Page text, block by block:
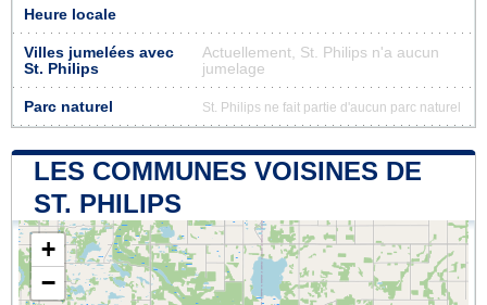
Heure locale
Villes jumelées avec
St. Philips
Actuellement, St. Philips n'a aucun
jumelage
Parc naturel St. Philips ne fait partie d'aucun parc naturel
LES COMMUNES VOISINES DE
ST. PHILIPS
+
−